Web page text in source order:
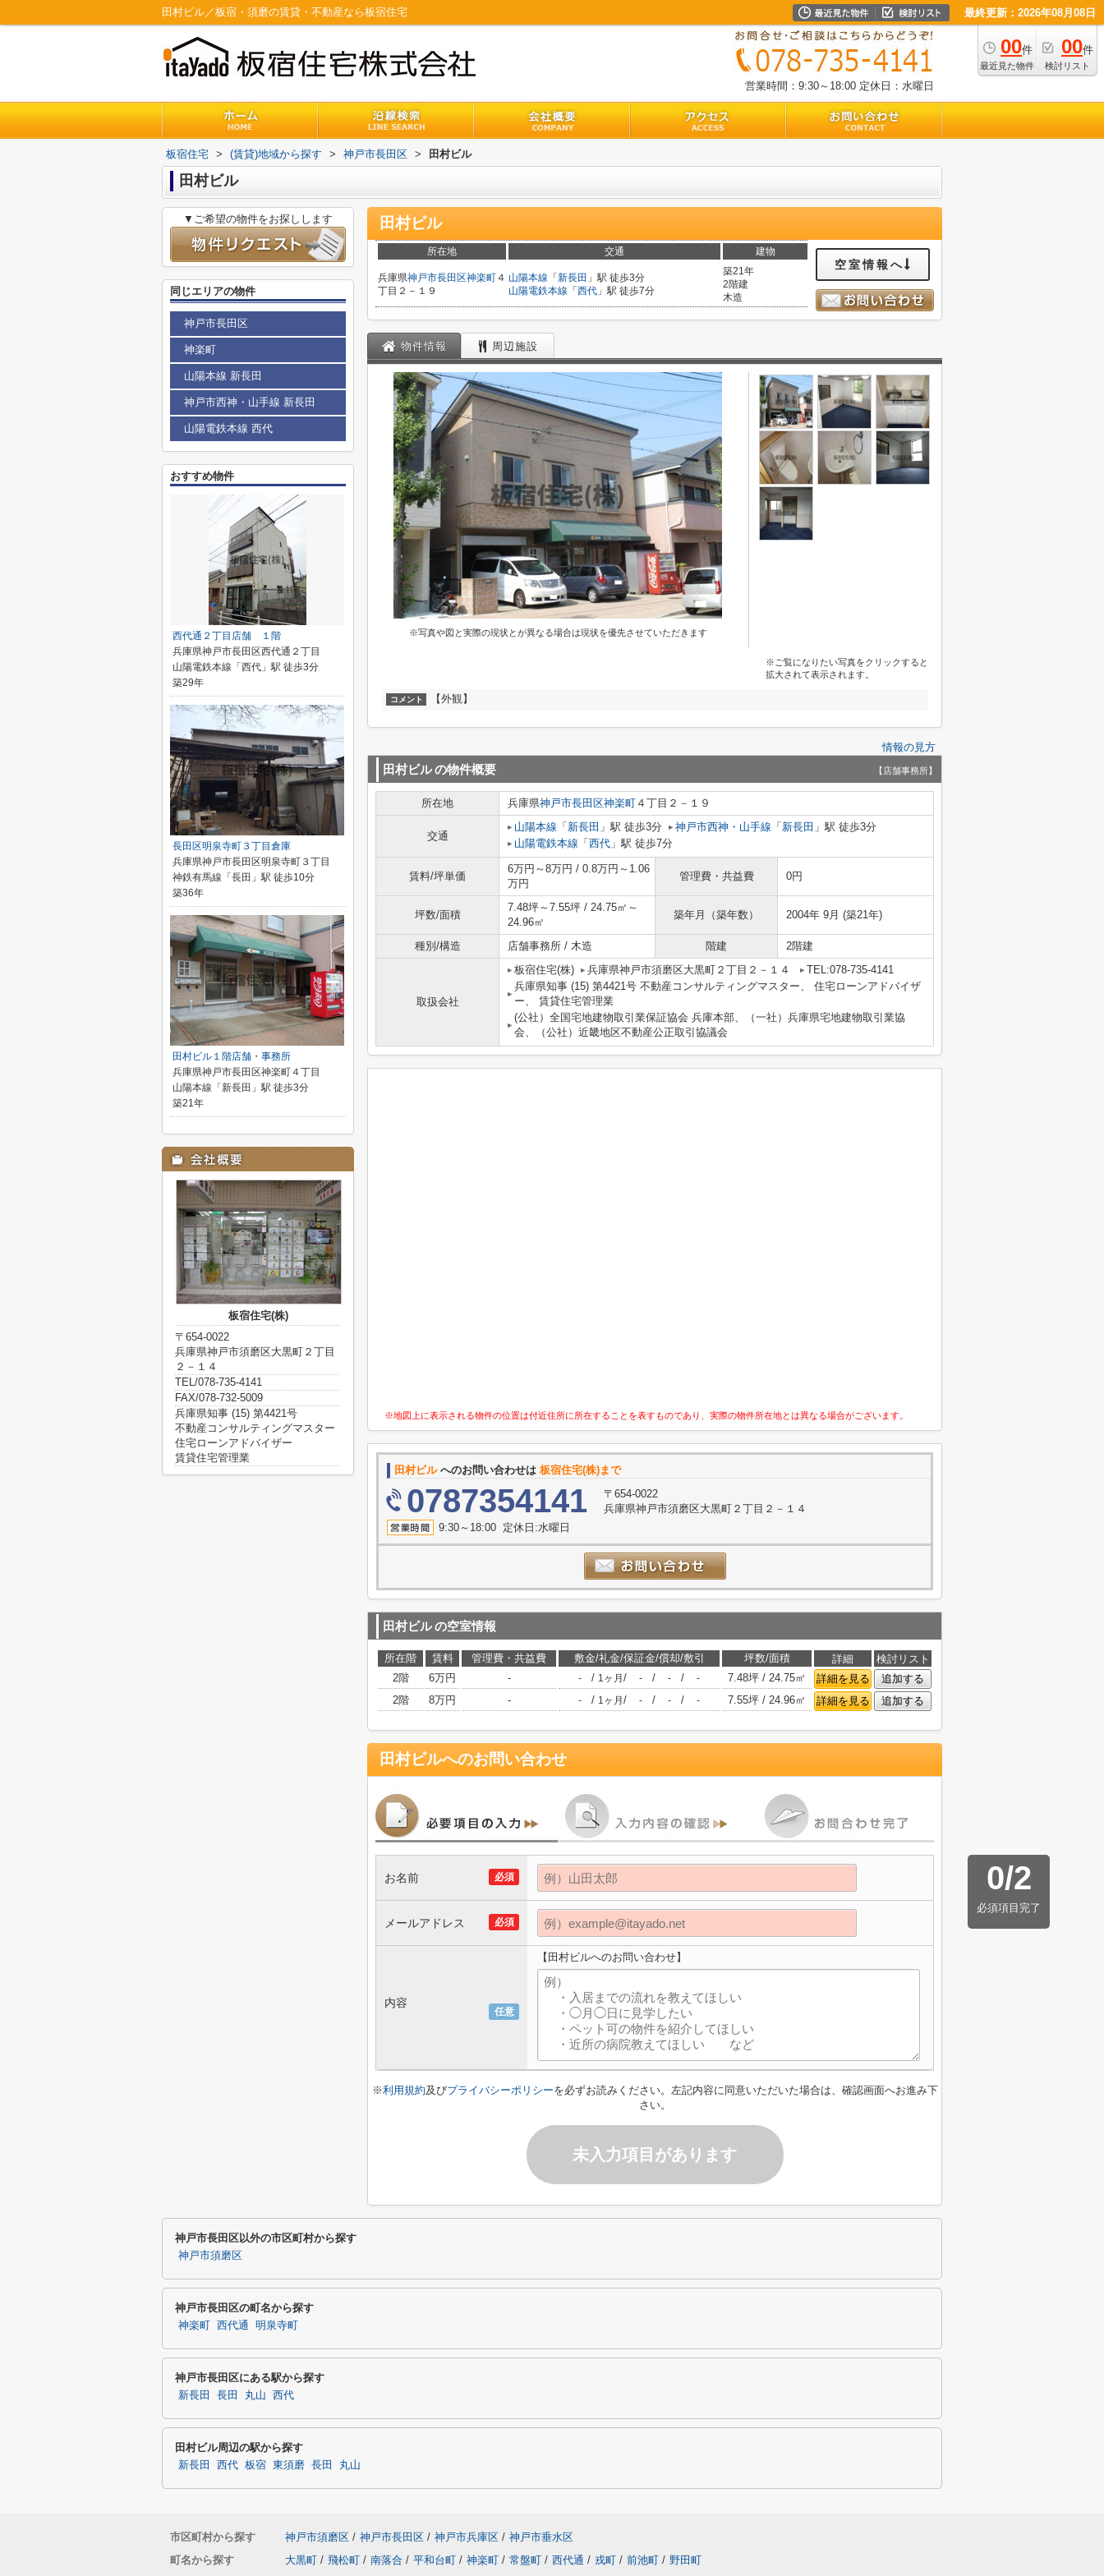
田村ビル／板宿・須磨の賃貸・不動産なら板宿住宅 最終更新：2026年08月08日
00件
最近見た物件
00件
検討リスト
営業時間：9:30～18:00 定休日：水曜日
板宿住宅 > (賃貸)地域から探す > 神戸市長田区 > 田村ビル
田村ビル
田村ビル
所在地 交通 建物
兵庫県神戸市長田区神楽町４
丁目２－１９
山陽本線 「 新長田 」駅 徒歩3分
山陽電鉄本線 「 西代 」駅 徒歩7分
築21年
2階建
木造
空室情報へ
物件情報 周辺施設
※写真や図と実際の現状とが異なる場合は現状を優先させていただきます
※ご覧になりたい写真をクリックすると
拡大されて表示されます。
コメント 【外観】
情報の見方
田村ビルの物件概要 【店舗事務所】
所在地 兵庫県神戸市長田区神楽町 ４丁目２－１９
交通
山陽本線 「 新長田 」駅 徒歩3分 神戸市西神・山手線 「 新長田 」駅 徒歩3分
山陽電鉄本線 「 西代 」駅 徒歩7分
賃料/坪単価
6万円～8万円 / 0.8万円～1.06
万円
管理費・共益費 0円
坪数/面積
7.48坪～7.55坪 / 24.75㎡～
24.96㎡
築年月（築年数） 2004年 9月 (築21年)
種別/構造 店舗事務所 / 木造 階建 2階建
取扱会社
板宿住宅(株) 兵庫県神戸市須磨区大黒町２丁目２－１４
TEL:078-735-4141
兵庫県知事 (15) 第4421号 不動産コンサルティングマスター、 住宅ローンアドバイザ
ー、 賃貸住宅管理業
(公社）全国宅地建物取引業保証協会 兵庫本部、（一社）兵庫県宅地建物取引業協
会、（公社）近畿地区不動産公正取引協議会
※地図上に表示される物件の位置は付近住所に所在することを表すものであり、実際の物件所在地とは異なる場合がございます。
田村ビルへのお問い合わせは 板宿住宅(株)まで
0787354141
〒654-0022
兵庫県神戸市須磨区大黒町２丁目２－１４
9:30～18:00 定休日:水曜日
田村ビルの空室情報
所在階 賃料 管理費・共益費 敷金/礼金/保証金/償却/敷引 坪数/面積 詳細
検討リスト
2階
6万円 - - / 1ヶ月 / - / - / - 7.48坪 / 24.75㎡ 詳細を見る
追加する
2階
8万円 - - / 1ヶ月 / - / - / - 7.55坪 / 24.96㎡ 詳細を見る 追加する
田村ビルへのお問い合わせ
0/2
必須項目完了
必須
お名前
必須
メールアドレス
任意
内容
【田村ビルへのお問い合わせ】
※利用規約及びプライバシーポリシーを必ずお読みください。左記内容に同意いただいた場合は、確認画面へお進み下
さい。
未入力項目があります
▼ご希望の物件をお探しします
同じエリアの物件
神戸市長田区
神楽町
山陽本線 新長田
神戸市西神・山手線 新長田
山陽電鉄本線 西代
おすすめ物件
西代通２丁目店舗 １階
兵庫県神戸市長田区西代通２丁目
山陽電鉄本線「西代」駅 徒歩3分
築29年
長田区明泉寺町３丁目倉庫
兵庫県神戸市長田区明泉寺町３丁目
神鉄有馬線「長田」駅 徒歩10分
築36年
田村ビル１階店舗・事務所
兵庫県神戸市長田区神楽町４丁目
山陽本線「新長田」駅 徒歩3分
築21年
板宿住宅(株)
〒654-0022
兵庫県神戸市須磨区大黒町２丁目
２－１４
TEL/078-735-4141
FAX/078-732-5009
兵庫県知事 (15) 第4421号
不動産コンサルティングマスター
住宅ローンアドバイザー
賃貸住宅管理業
神戸市長田区以外の市区町村から探す
神戸市須磨区
神戸市長田区の町名から探す
神楽町 西代通 明泉寺町
神戸市長田区にある駅から探す
新長田 長田 丸山 西代
田村ビル周辺の駅から探す
新長田 西代 板宿 東須磨 長田 丸山
市区町村から探す 神戸市須磨区 / 神戸市長田区 / 神戸市兵庫区 / 神戸市垂水区
町名から探す
大黒町 / 飛松町 / 南落合 / 平和台町 / 神楽町 / 常盤町 / 西代通 / 戎町 / 前池町 / 野田町